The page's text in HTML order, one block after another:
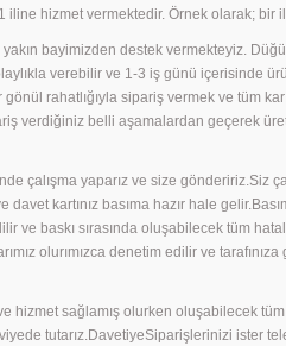
iline hizmet vermektedir. Örnek olarak; bir
bayimizden destek vermekteyiz.
verebilir ve 1-3 iş günü içerisinde
rahatlığıyla sipariş vermek ve tüm
verdiğiniz belli aşamalardan geçerek
çalışma yaparız ve size göndeririz.Siz
kartınız basıma hazır hale
ve baskı sırasında oluşabilecek tüm
olurımızca denetim edilir ve
hizmet sağlamış olurken oluşabilecek tüm
tutarız.DavetiyeSiparişlerinizi ister